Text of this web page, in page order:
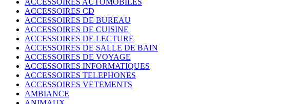
ACCESSOIRES CD
ACCESSOIRES DE BUREAU
ACCESSOIRES DE CUISINE
ACCESSOIRES DE LECTURE
ACCESSOIRES DE SALLE DE BAIN
ACCESSOIRES DE VOYAGE
ACCESSOIRES INFORMATIQUES
ACCESSOIRES TELEPHONES
ACCESSOIRES VETEMENTS
AMBIANCE